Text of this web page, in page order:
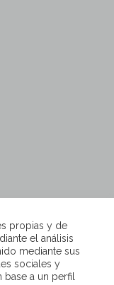
propias y de
el análisis
mediante sus
sociales y
a un perfil